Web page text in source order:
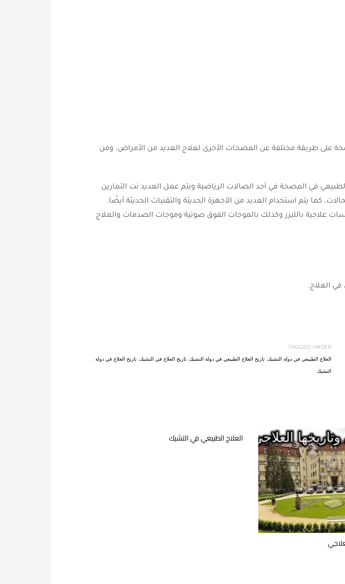
على طريقة مختلفة عن المصحات الأخرى لعلاج العديد من الأمراض، ومن
في المصحة في أحد الصالات الرياضية ويتم عمل العديد نت التمارين
كما يتم استخدام العديد من الأجهزة الحديثة والتقنيات الحديثة أيضًا.
علاجية بالليزر وكذلك بالموجات الفوق صوتية وموجات الصدمات والعلاج
في العلاج.
TAGGED UNDER:
العلاج الطبيعي في دولة التشيك, تاريخ العلاج الطبيعي في دولة التشيك, تاريخ العلاج في التشيك, تاريخ العلاج في دولة
التشيك
العلاج الطبيعي في التشيك